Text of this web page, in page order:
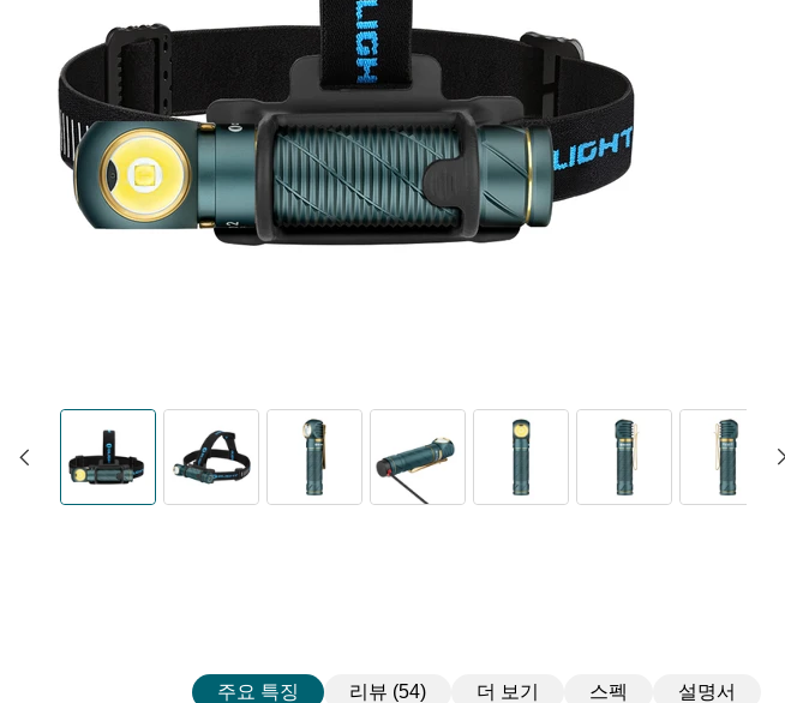
주요 특징 리뷰 (54) 더 보기 스펙 설명서